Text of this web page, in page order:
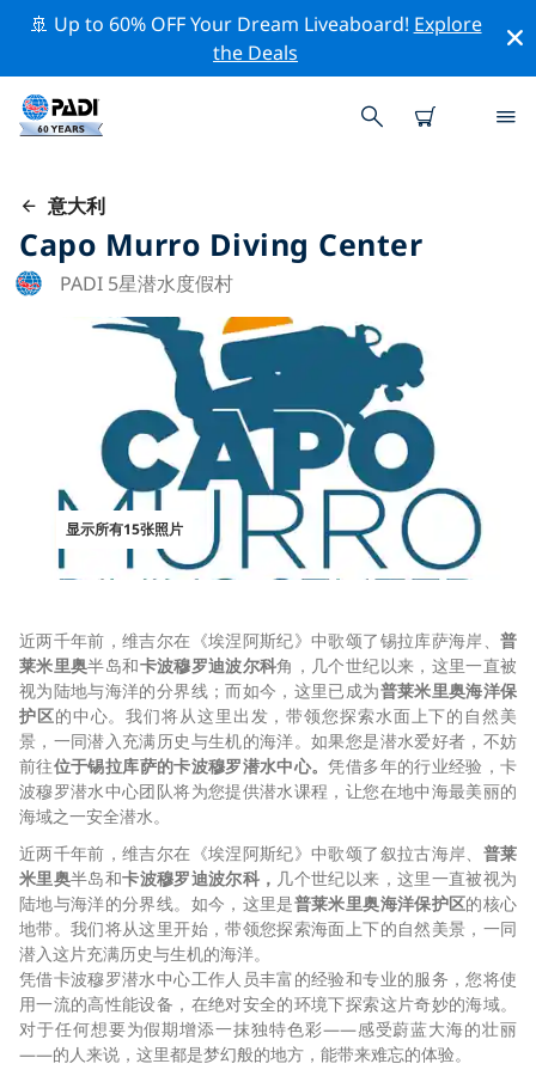
🚢 Up to 60% OFF Your Dream Liveaboard! Explore
the Deals
意大利
Capo Murro Diving Center
PADI 5星潜水度假村
显示所有15张照片
近两千年前，维吉尔在《埃涅阿斯纪》中歌颂了锡拉库萨海岸、 普
莱米里奥半岛和卡波穆罗迪波尔科角，几个世纪以来，这里一直被
视为陆地与海洋的分界线；而如今，这里已成为普莱米里奥海洋保
护区的中心。我们将从这里出发，带领您探索水面上下的自然美
景，一同潜入充满历史与生机的海洋。如果您是潜水爱好者，不妨
前往位于锡拉库萨的卡波穆罗潜水中心。凭借多年的行业经验，卡
波穆罗潜水中心团队将为您提供潜水课程，让您在地中海最美丽的
海域之一安全潜水。
近两千年前，维吉尔在《埃涅阿斯纪》中歌颂了叙拉古海岸、 普莱
米里奥半岛和卡波穆罗迪波尔科， 几个世纪以来，这里一直被视为
陆地与海洋的分界线。如今，这里是普莱米里奥海洋保护区的核心
地带。我们将从这里开始，带领您探索海面上下的自然美景，一同
潜入这片充满历史与生机的海洋。
凭借卡波穆罗潜水中心工作人员丰富的经验和专业的服务，您将使
用一流的高性能设备，在绝对安全的环境下探索这片奇妙的海域。
对于任何想要为假期增添一抹独特色彩——感受蔚蓝大海的壮丽
——的人来说，这里都是梦幻般的地方，能带来难忘的体验。